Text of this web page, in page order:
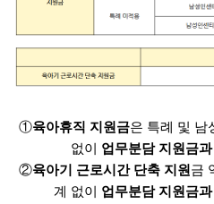
①육아휴직 지원금은 특례 및 남
없이 업무분담 지원금
②육아기 근로시간 단축 지원금
계 없이 업무분담 지원금